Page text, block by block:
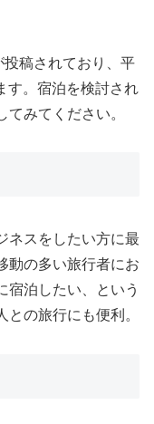
投稿されており、平
す。宿泊を検討され
みてください。
ネスをしたい方に最
動の多い旅行者にお
宿泊したい、という
の旅行にも便利。